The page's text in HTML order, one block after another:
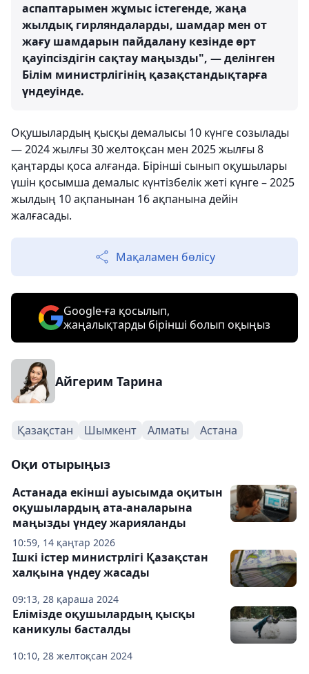
аспаптарымен жұмыс істегенде, жаңа
жылдық гирляндаларды, шамдар мен от
жағу шамдарын пайдалану кезінде өрт
қауіпсіздігін сақтау маңызды", — делінген
Білім министрлігінің қазақстандықтарға
үндеуінде.
Оқушылардың қысқы демалысы 10 күнге созылады
— 2024 жылғы 30 желтоқсан мен 2025 жылғы 8
қаңтарды қоса алғанда. Бірінші сынып оқушылары
үшін қосымша демалыс күнтізбелік жеті күнге – 2025
жылдың 10 ақпанынан 16 ақпанына дейін
жалғасады.
Мақаламен бөлісу
Google-ға қосылып,
жаңалықтарды бірінші болып оқыңыз
Айгерим Тарина
Қазақстан Шымкент Алматы Астана
Оқи отырыңыз
10:59, 14 қаңтар 2026
Астанада екінші ауысымда оқитын
оқушылардың ата-аналарына
маңызды үндеу жарияланды
09:13, 28 қараша 2024
Ішкі істер министрлігі Қазақстан
халқына үндеу жасады
10:10, 28 желтоқсан 2024
Елімізде оқушылардың қысқы
каникулы басталды